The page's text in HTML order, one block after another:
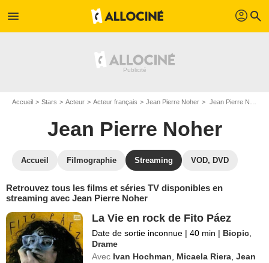
menu profil search
Accueil Stars Acteur Acteur français Jean Pierre Noher Jean Pierre Noher : Films et séries online
Jean Pierre Noher
Accueil Filmographie Streaming VOD, DVD
Retrouvez tous les films et séries TV disponibles en
streaming avec Jean Pierre Noher
La Vie en rock de Fito Páez
Date de sortie inconnue | 40 min | Biopic
Drame
Avec Ivan Hochman Micaela Riera ,Jean